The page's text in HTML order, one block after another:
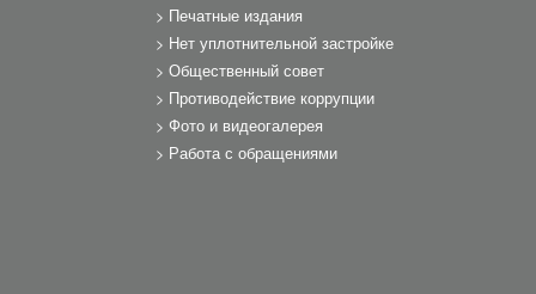
Печатные издания
Нет уплотнительной застройке
Общественный совет
Противодействие коррупции
Фото и видеогалерея
Работа с обращениями